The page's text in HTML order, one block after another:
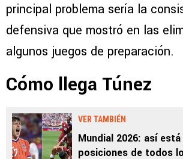
principal problema sería la
defensiva que mostró en las
algunos juegos de preparación.
Cómo llega Túnez
VER TAMBIÉN
Mundial 2026: así
posiciones de todos